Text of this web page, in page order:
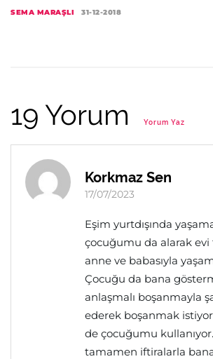
SEMA MARAŞLI 31-12-2018
19 Yorum Yorum Yaz
Korkmaz Sen
17/07/2023
Eşim yurtdışında
çocuğumu da alarak
anne ve babasıyla
Çocuğu da bana
anlaşmalı boşanmayla
ederek boşanmak
de çocuğumu
tamamen iftiralarla